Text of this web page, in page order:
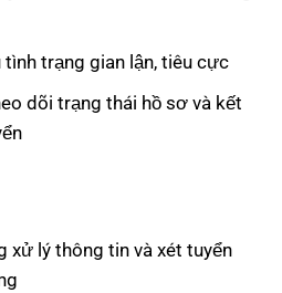
tình trạng gian lận, tiêu cực
dõi trạng thái hồ sơ và kết
xử lý thông tin và xét tuyển